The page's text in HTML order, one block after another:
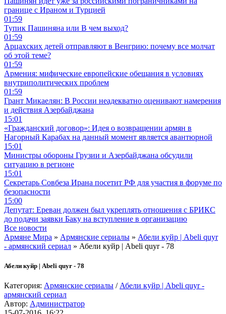
границе с Ираном и Турцией
01:59
Тупик Пашиняна или В чем выход?
01:59
Арцахских детей отправляют в Венгрию: почему все молчат
об этой теме?
01:59
Армения: мифические европейские обещания в условиях
внутриполитических проблем
01:59
Грант Микаелян: В России неадекватно оценивают намерения
и действия Азербайджана
15:01
«Гражданский договор»: Идея о возвращении армян в
Нагорный Карабах на данный момент является авантюрной
15:01
Министры обороны Грузии и Азербайджана обсудили
ситуацию в регионе
15:01
Секретарь Совбеза Ирана посетит РФ для участия в форуме по
безопасности
15:00
Депутат: Ереван должен был укреплять отношения с БРИКС
до подачи заявки Баку на вступление в организацию
Все новости
Армяне Мира » Армянские сериалы » Абели куйр | Abeli quyr
- армянский сериал » Абели куйр | Abeli quyr - 78
Абели куйр | Abeli quyr - 78
Категория: Армянские сериалы / Абели куйр | Abeli quyr -
армянский сериал
Автор: Администратор